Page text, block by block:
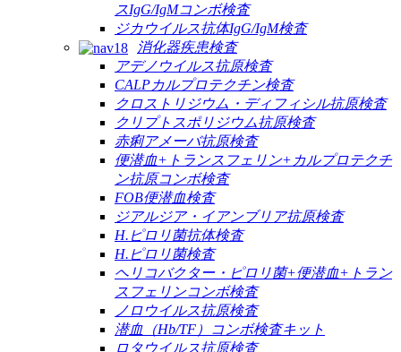
スIgG/IgMコンボ検査
ジカウイルス抗体IgG/IgM検査
消化器疾患検査
アデノウイルス抗原検査
CALPカルプロテクチン検査
クロストリジウム・ディフィシル抗原検査
クリプトスポリジウム抗原検査
赤痢アメーバ抗原検査
便潜血+トランスフェリン+カルプロテクチ
ン抗原コンボ検査
FOB便潜血検査
ジアルジア・イアンブリア抗原検査
H.ピロリ菌抗体検査
H.ピロリ菌検査
ヘリコバクター・ピロリ菌+便潜血+トラン
スフェリンコンボ検査
ノロウイルス抗原検査
潜血（Hb/TF）コンボ検査キット
ロタウイルス抗原検査